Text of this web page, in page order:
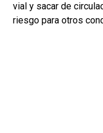
vial y sacar de
riesgo para otros